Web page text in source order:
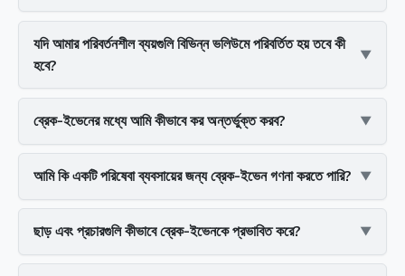
যদি আমার পরিবর্তনশীল ব্যয়গুলি বিভিন্ন ভলিউমে পরিবর্তিত হয় তবে কী
হবে?
ব্রেক-ইভেনের মধ্যে আমি কীভাবে কর অন্তর্ভুক্ত করব?
আমি কি একটি পরিষেবা ব্যবসায়ের জন্য ব্রেক-ইভেন গণনা করতে পারি?
ছাড় এবং প্রচারগুলি কীভাবে ব্রেক-ইভেনকে প্রভাবিত করে?